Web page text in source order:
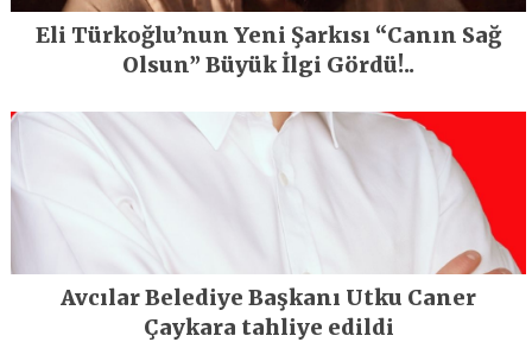
Eli Türkoğlu’nun Yeni Şarkısı “Canın Sağ
Olsun” Büyük İlgi Gördü!..
Avcılar Belediye Başkanı Utku Caner
Çaykara tahliye edildi